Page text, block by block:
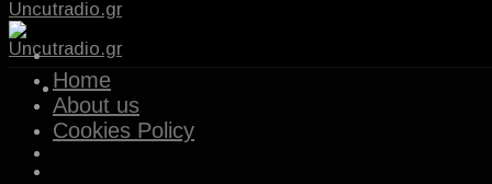
Home
About us
Cookies Policy